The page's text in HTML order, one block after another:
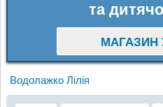
та
МАГАЗИН
Водолажко Лілія